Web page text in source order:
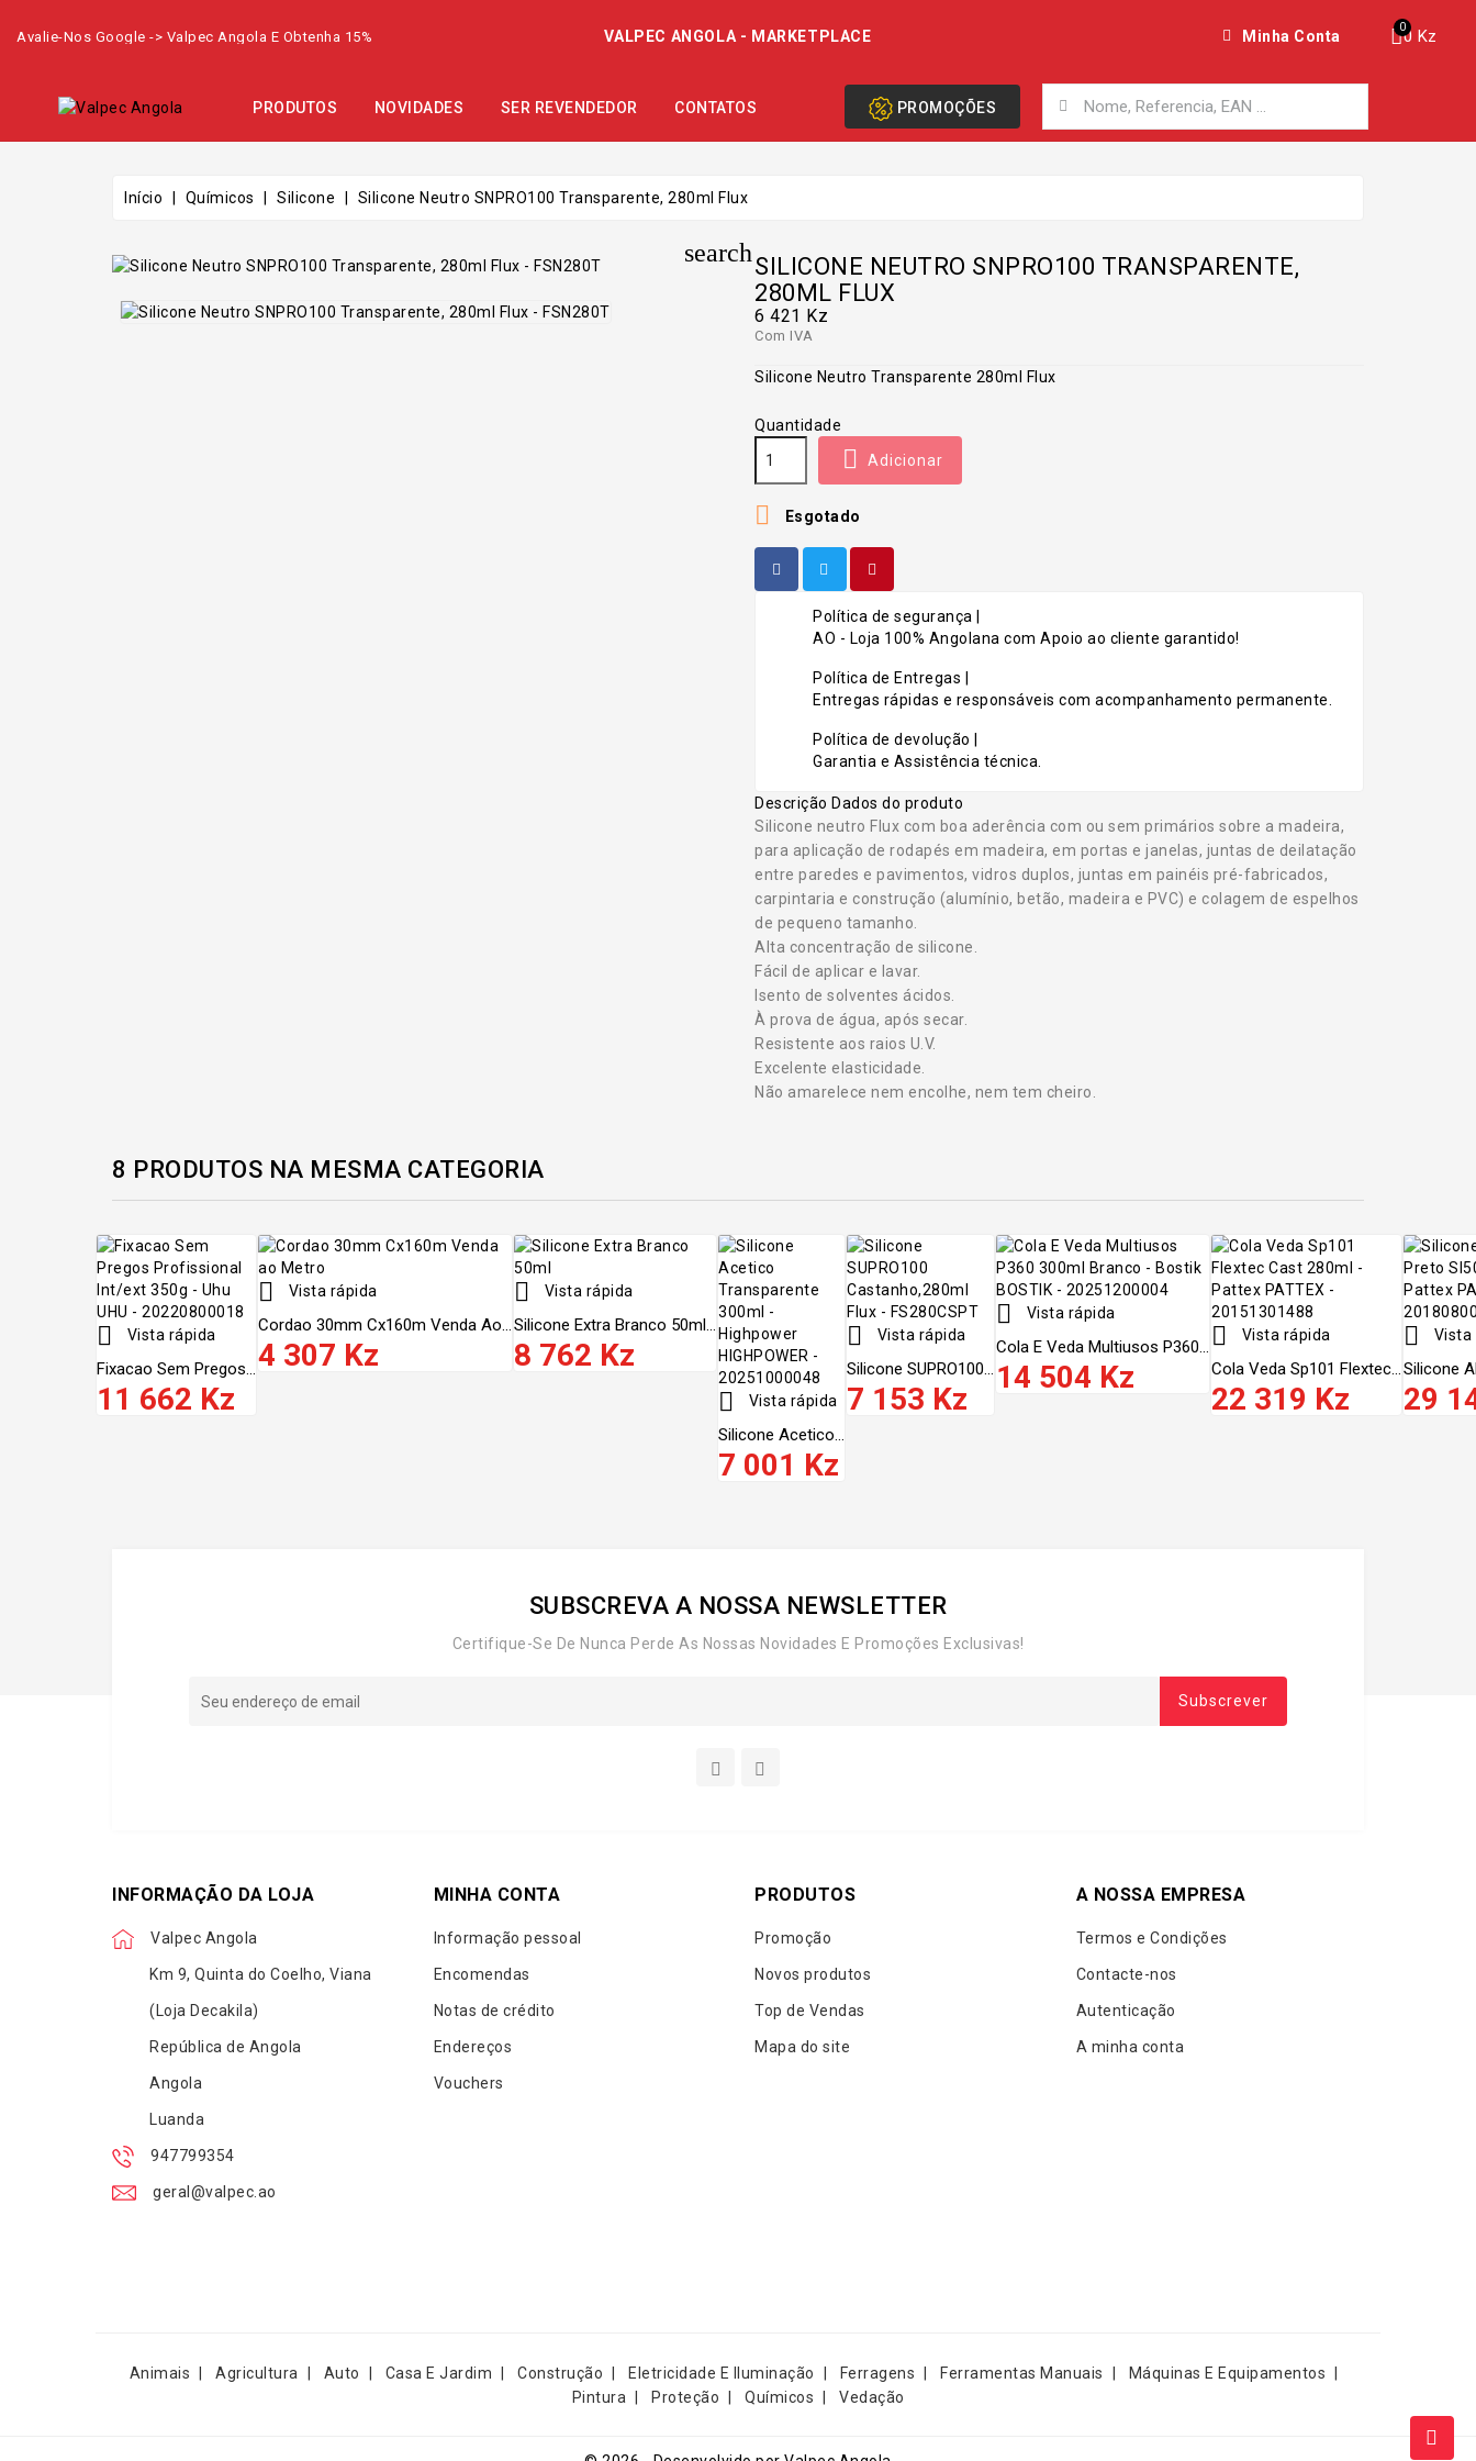
Avalie-Nos Google -> Valpec Angola E Obtenha 15% VALPEC ANGOLA - MARKETPLACE Minha Conta 0 Kz
PRODUTOS NOVIDADES SER REVENDEDOR CONTATOS PROMOÇÕES
Início Químicos Silicone Silicone Neutro SNPRO100 Transparente, 280ml Flux
searchSILICONE NEUTRO SNPRO100 TRANSPARENTE,
280ML FLUX
6 421 Kz
Com IVA
Silicone Neutro Transparente 280ml Flux
Quantidade
 Adicionar
 Esgotado
Política de segurança |
AO - Loja 100% Angolana com Apoio ao cliente garantido!
Política de Entregas |
Entregas rápidas e responsáveis com acompanhamento permanente.
Política de devolução |
Garantia e Assistência técnica.
Descrição Dados do produto
Silicone neutro Flux com boa aderência com ou sem primários sobre a madeira,
para aplicação de rodapés em madeira, em portas e janelas, juntas de deilatação
entre paredes e pavimentos, vidros duplos, juntas em painéis pré-fabricados,
carpintaria e construção (alumínio, betão, madeira e PVC) e colagem de espelhos
de pequeno tamanho.
Alta concentração de silicone.
Fácil de aplicar e lavar.
Isento de solventes ácidos.
À prova de água, após secar.
Resistente aos raios U.V.
Excelente elasticidade.
Não amarelece nem encolhe, nem tem cheiro.
8 PRODUTOS NA MESMA CATEGORIA
 Vista rápida
Fixacao Sem Pregos...
11 662 Kz
 Vista rápida
Cordao 30mm Cx160m Venda Ao...
4 307 Kz
 Vista rápida
Silicone Extra Branco 50ml...
8 762 Kz
 Vista rápida
Silicone Acetico...
7 001 Kz
 Vista rápida
Silicone SUPRO100...
7 153 Kz
 Vista rápida
Cola E Veda Multiusos P360...
14 504 Kz
 Vista rápida
Cola Veda Sp101 Flextec...
22 319 Kz
 Vista
Silicone
29
SUBSCREVA A NOSSA NEWSLETTER
Certifique-Se De Nunca Perde As Nossas Novidades E Promoções Exclusivas!
INFORMAÇÃO DA LOJA
Valpec Angola
Km 9, Quinta do Coelho, Viana
(Loja Decakila)
República de Angola
Angola
Luanda
947799354
geral@valpec.ao
MINHA CONTA
Informação pessoal
Encomendas
Notas de crédito
Endereços
Vouchers
PRODUTOS
Promoção
Novos produtos
Top de Vendas
Mapa do site
A NOSSA EMPRESA
Termos e Condições
Contacte-nos
Autenticação
A minha conta
Animais Agricultura Auto Casa E Jardim Construção Eletricidade E Iluminação Ferragens Ferramentas Manuais
Máquinas E Equipamentos
Pintura
Proteção Químicos Vedação